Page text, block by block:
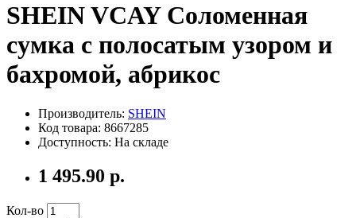
SHEIN VCAY Соломенная
сумка с полосатым узором и
бахромой, абрикос
Производитель: SHEIN
Код товара: 8667285
Доступность: На складе
1 495.90 р.
Кол-во